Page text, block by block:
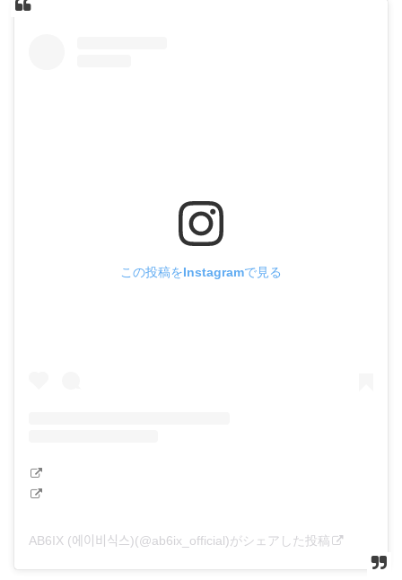
この投稿をInstagramで見る
AB6IX (에이비식스)(@ab6ix_official)がシェアした投稿